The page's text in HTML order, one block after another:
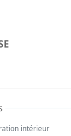
intérieur